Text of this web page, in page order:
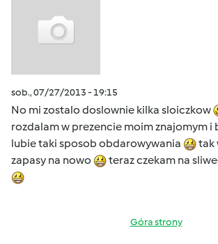
sob., 07/27/2013 - 19:15
No mi zostalo doslownie kilka sloiczkow
rozdalam w prezencie moim znajomym i
lubie taki sposob obdarowywania
tak
zapasy na nowo
teraz czekam na
Góra strony